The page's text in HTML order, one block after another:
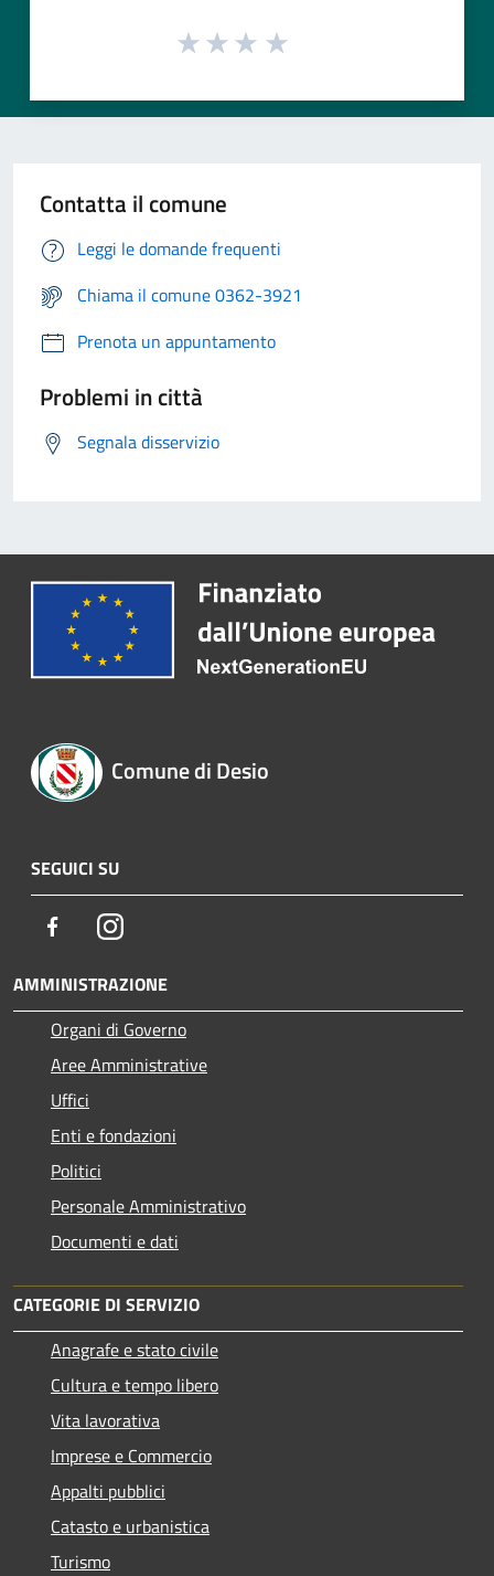
Contatta il comune
Leggi le domande frequenti
Chiama il comune 0362-3921
Prenota un appuntamento
Problemi in città
Segnala disservizio
Comune di Desio
SEGUICI SU
FacebookInstagram
AMMINISTRAZIONE
Organi di Governo
Aree Amministrative
Uffici
Enti e fondazioni
Politici
Personale Amministrativo
Documenti e dati
CATEGORIE DI SERVIZIO
Anagrafe e stato civile
Cultura e tempo libero
Vita lavorativa
Imprese e Commercio
Appalti pubblici
Catasto e urbanistica
Turismo